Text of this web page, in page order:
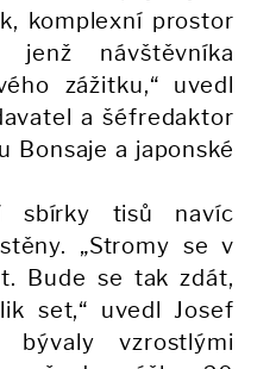
komplexní prostor
jenž návštěvníka
zážitku,“ uvedl
a šéfredaktor
Bonsaje a japonské
sbírky tisů navíc
„Stromy se v
Bude se tak zdát,
set,“ uvedl Josef
vzrostlými